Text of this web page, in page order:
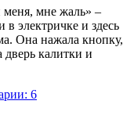
меня, мне жаль» –
электричке и здесь
Она нажала кнопку,
калитки и
6